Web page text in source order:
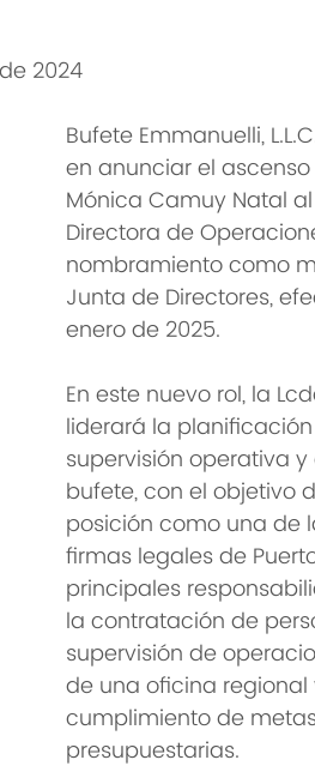
2024
Bufete Emmanuelli,
en anunciar el
Mónica Camuy Natal
Directora de
nombramiento como
Junta de Directores,
enero de 2025.
En este nuevo rol, la
liderará la
supervisión operativa
bufete, con el objetivo
posición como una de
firmas legales de
principales
la contratación de
supervisión de
de una oficina regional
cumplimiento de
presupuestarias.